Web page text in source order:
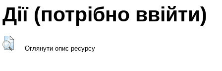
Дії ​​(потрібно ввійти)
Оглянути опис ресурсу